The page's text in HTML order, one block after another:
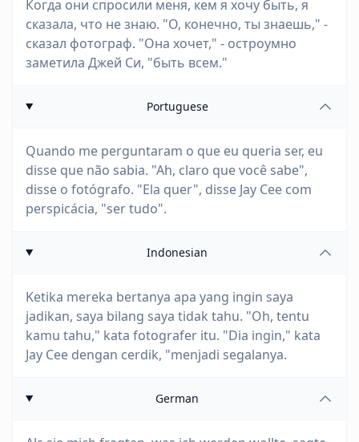
Когда они спросили меня, кем я хочу быть, я
сказала, что не знаю. "О, конечно, ты знаешь," -
сказал фотограф. "Она хочет," - остроумно
заметила Джей Си, "быть всем."
Portuguese
Quando me perguntaram o que eu queria ser, eu
disse que não sabia. "Ah, claro que você sabe",
disse o fotógrafo. "Ela quer", disse Jay Cee com
perspicácia, "ser tudo".
Indonesian
Ketika mereka bertanya apa yang ingin saya
jadikan, saya bilang saya tidak tahu. "Oh, tentu
kamu tahu," kata fotografer itu. "Dia ingin," kata
Jay Cee dengan cerdik, "menjadi segalanya.
German